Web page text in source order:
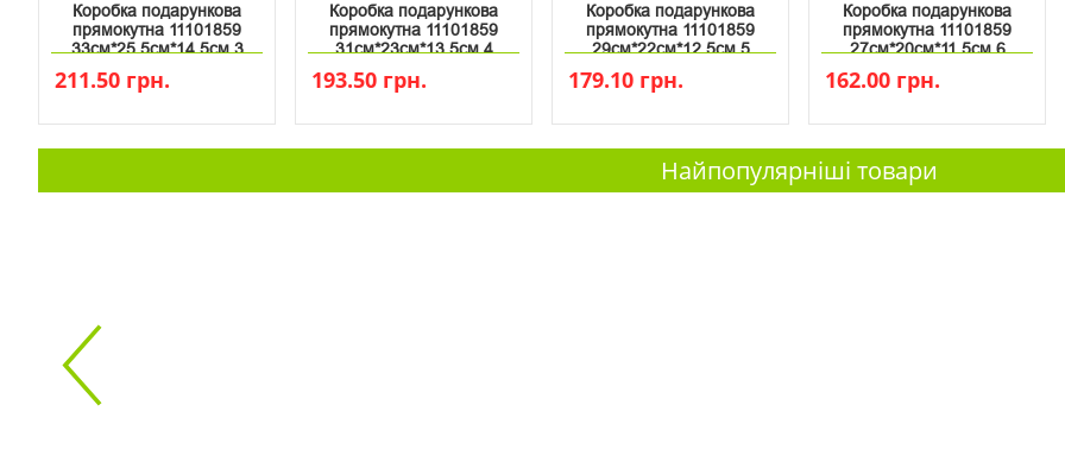
Коробка подарункова
прямокутна 11101859
33см*25.5см*14.5см 3
211.50 грн.
Коробка подарункова
прямокутна 11101859
31см*23см*13.5см 4
193.50 грн.
Коробка подарункова
прямокутна 11101859
29см*22см*12.5см 5
179.10 грн.
Коробка подарункова
прямокутна 11101859
27см*20см*11.5см 6
162.00 грн.
Найпопулярніші товари